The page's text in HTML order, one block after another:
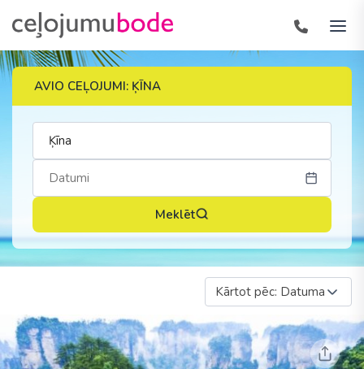
AVIO CEĻOJUMI: ĶĪNA
Meklēt
Kārtot pēc: Datuma